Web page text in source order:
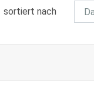
sortiert nach